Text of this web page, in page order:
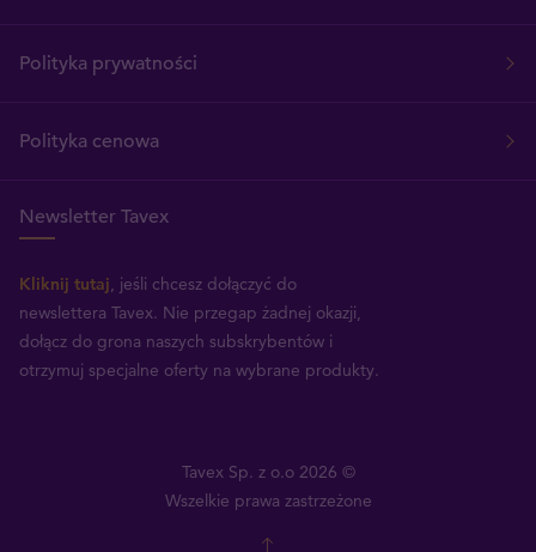
Polityka prywatności
Polityka cenowa
Newsletter Tavex
Kliknij tutaj, jeśli chcesz dołączyć do
newslettera Tavex. Nie przegap żadnej okazji,
dołącz do grona naszych subskrybentów i
otrzymuj specjalne oferty na wybrane produkty.
Tavex Sp. z o.o 2026 ©
Wszelkie prawa zastrzeżone